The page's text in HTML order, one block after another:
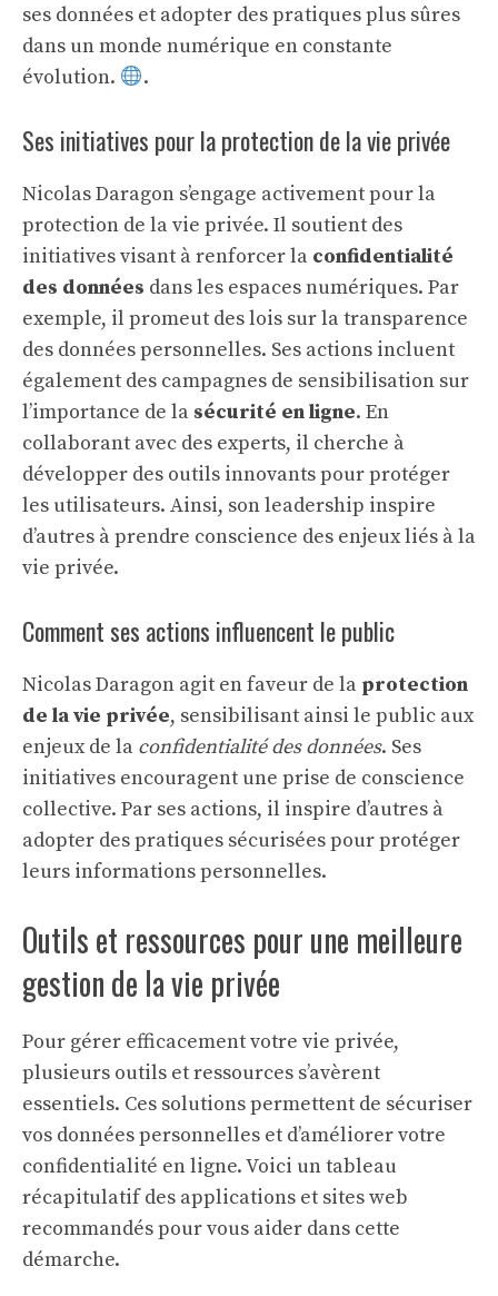
ses données et adopter des pratiques plus sûres
dans un monde numérique en constante
évolution.
.
Ses initiatives pour la protection de la vie privée
Nicolas Daragon s’engage activement pour la
protection de la vie privée. Il soutient des
initiatives visant à renforcer la confidentialité
des données dans les espaces numériques. Par
exemple, il promeut des lois sur la transparence
des données personnelles. Ses actions incluent
également des campagnes de sensibilisation sur
l’importance de la sécurité en ligne. En
collaborant avec des experts, il cherche à
développer des outils innovants pour protéger
les utilisateurs. Ainsi, son leadership inspire
d’autres à prendre conscience des enjeux liés à la
vie privée.
Comment ses actions influencent le public
Nicolas Daragon agit en faveur de la protection
de la vie privée, sensibilisant ainsi le public aux
enjeux de la confidentialité des données. Ses
initiatives encouragent une prise de conscience
collective. Par ses actions, il inspire d’autres à
adopter des pratiques sécurisées pour protéger
leurs informations personnelles.
Outils et ressources pour une meilleure
gestion de la vie privée
Pour gérer efficacement votre vie privée,
plusieurs outils et ressources s’avèrent
essentiels. Ces solutions permettent de sécuriser
vos données personnelles et d’améliorer votre
confidentialité en ligne. Voici un tableau
récapitulatif des applications et sites web
recommandés pour vous aider dans cette
démarche.